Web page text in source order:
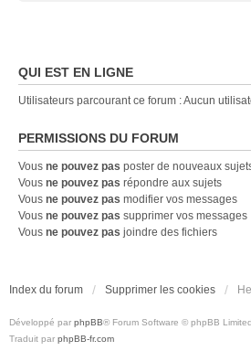
QUI EST EN LIGNE
Utilisateurs parcourant ce forum : Aucun
PERMISSIONS DU FORUM
Vous ne pouvez pas poster de nouveaux
Vous ne pouvez pas répondre aux sujets
Vous ne pouvez pas modifier vos messages
Vous ne pouvez pas supprimer vos messages
Vous ne pouvez pas joindre des fichiers
Index du forum Supprimer les cookies
Développé par phpBB® Forum Software © phpBB Limited
Traduit par phpBB-fr.com